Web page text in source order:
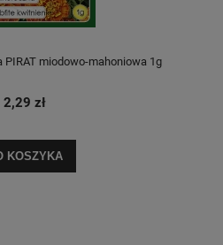
PIRAT miodowo-mahoniowa 1g
2,29 zł
KOSZYKA